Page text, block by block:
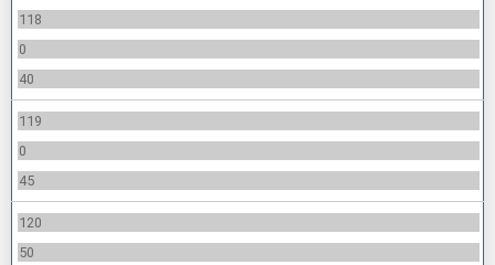
118
0
40
119
0
45
120
50